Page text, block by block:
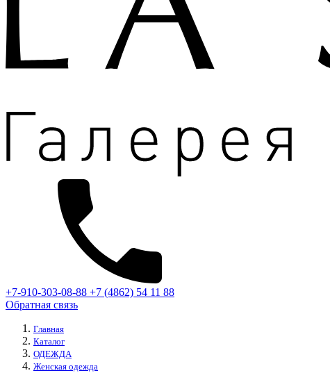
+7-910-303-08-88 +7 (4862) 54 11 88
Обратная связь
Главная
Каталог
ОДЕЖДА
Женская одежда